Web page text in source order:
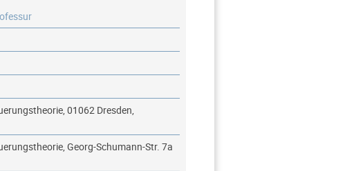
01062 Dresden,
Georg-Schumann-Str. 7a